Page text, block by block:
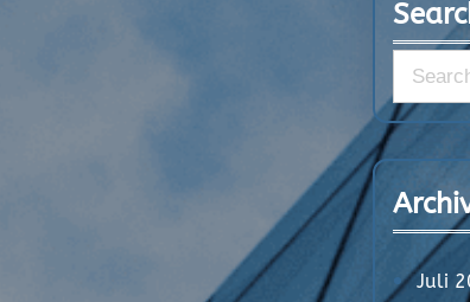
e
a
r
c
h Juli